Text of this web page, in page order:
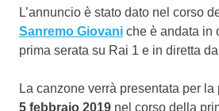
L’annuncio è stato dato nel corso
Sanremo Giovani che è andata in
prima serata su Rai 1 e in diretta
La canzone verrà presentata per la
5 febbraio 2019 nel corso della